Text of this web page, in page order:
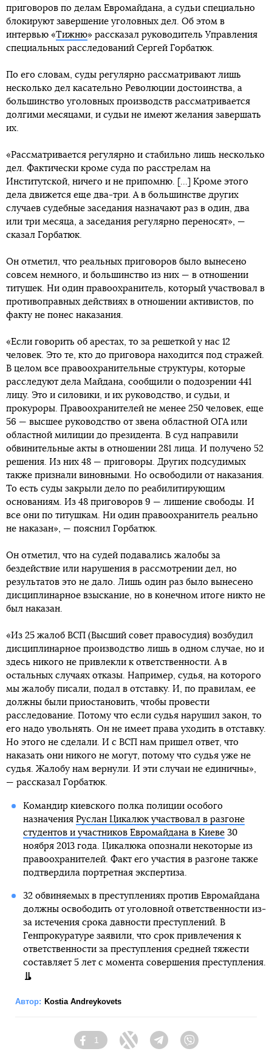
приговоров по делам Евромайдана, а судьи специально
блокируют завершение уголовных дел. Об этом в
интервью «Тижню» рассказал руководитель Управления
специальных расследований Сергей Горбатюк.
По его словам, суды регулярно рассматривают лишь
несколько дел касательно Революции достоинства, а
большинство уголовных производств рассматривается
долгими месяцами, и судьи не имеют желания завершать
их.
«Рассматривается регулярно и стабильно лишь несколько
дел. Фактически кроме суда по расстрелам на
Институтской, ничего и не припомню. [...] Кроме этого
дела движется еще два-три. А в большинстве других
случаев судебные заседания назначают раз в один, два
или три месяца, а заседания регулярно переносят», —
сказал Горбатюк.
Он отметил, что реальных приговоров было вынесено
совсем немного, и большинство из них — в отношении
титушек. Ни один правоохранитель, который участвовал в
противоправных действиях в отношении активистов, по
факту не понес наказания.
«Если говорить об арестах, то за решеткой у нас 12
человек. Это те, кто до приговора находится под стражей.
В целом все правоохранительные структуры, которые
расследуют дела Майдана, сообщили о подозрении 441
лицу. Это и силовики, и их руководство, и судьи, и
прокуроры. Правоохранителей не менее 250 человек, еще
56 — высшее руководство от звена областной ОГА или
областной милиции до президента. В суд направили
обвинительные акты в отношении 281 лица. И получено 52
решения. Из них 48 — приговоры. Других подсудимых
также признали виновными. Но освободили от наказания.
То есть суды закрыли дело по реабилитирующим
основаниям. Из 48 приговоров 9 — лишение свободы. И
все они по титушкам. Ни один правоохранитель реально
не наказан», — пояснил Горбатюк.
Он отметил, что на судей подавались жалобы за
бездействие или нарушения в рассмотрении дел, но
результатов это не дало. Лишь один раз было вынесено
дисциплинарное взыскание, но в конечном итоге никто не
был наказан.
«Из 25 жалоб ВСП (Высший совет правосудия) возбудил
дисциплинарное производство лишь в одном случае, но и
здесь никого не привлекли к ответственности. А в
остальных случаях отказы. Например, судья, на которого
мы жалобу писали, подал в отставку. И, по правилам, ее
должны были приостановить, чтобы провести
расследование. Потому что если судья нарушил закон, то
его надо увольнять. Он не имеет права уходить в отставку.
Но этого не сделали. И с ВСП нам пришел ответ, что
наказать они никого не могут, потому что судья уже не
судья. Жалобу нам вернули. И эти случаи не единичны»,
— рассказал Горбатюк.
Командир киевского полка полиции особого
назначения Руслан Цикалюк участвовал в разгоне
студентов и участников Евромайдана в Киеве30
ноября 2013 года. Цикалюка опознали некоторые из
правоохранителей. Факт его участия в разгоне также
подтвердила портретная экспертиза.
32 обвиняемых в преступлениях против Евромайдана
должны освободить от уголовной ответственности из-
за истечения срока давности преступлений. В
Генпрокуратуре заявили, что срок привлечения к
ответственности за преступления средней тяжести
составляет 5 лет с момента совершения преступления.
Автор: Kostia Andreykovets
Facebook
1
Twitter Telegram